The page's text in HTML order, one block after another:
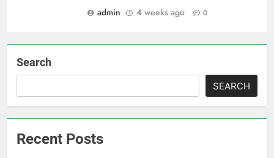
admin 4 weeks ago 0
Search
SEARCH
Recent Posts